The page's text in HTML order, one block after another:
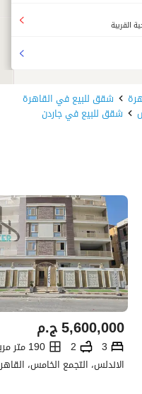
القريبة
شقق للبيع في القاهرة
شقق للبيع في جاردن
ج.م5,600,000
3
2 190 متر مربع